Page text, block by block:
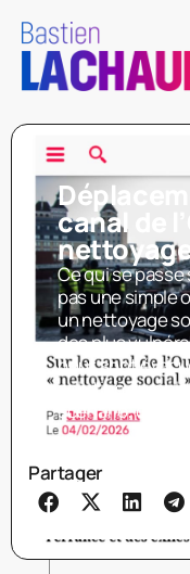
canal de
Ce qui se passe
pas une simple
un nettoyage
des plus
bout sont
solution
scénario, déjà
Partager